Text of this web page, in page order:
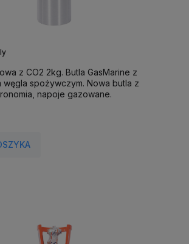
z CO2 2kg. Butla GasMarine z
węgla spożywczym. Nowa butla z
napoje gazowane.